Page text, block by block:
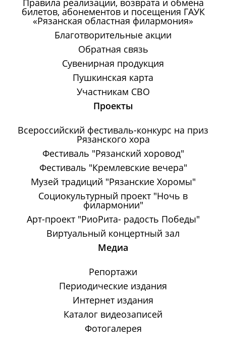
Правила реализации, возврата и обмена
билетов, абонементов и посещения ГАУК
«Рязанская областная филармония»
Благотворительные акции
Обратная связь
Сувенирная продукция
Пушкинская карта
Участникам СВО
Проекты
Всероссийский фестиваль-конкурс на приз
Рязанского хора
Фестиваль "Рязанский хоровод"
Фестиваль "Кремлевские вечера"
Музей традиций "Рязанские Хоромы"
Социокультурный проект "Ночь в
филармонии"
Арт-проект "РиоРита- радость Победы"
Виртуальный концертный зал
Медиа
Репортажи
Периодические издания
Интернет издания
Каталог видеозаписей
Фотогалерея